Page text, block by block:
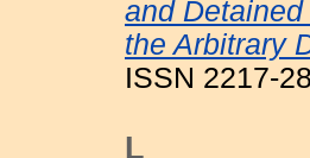
and
the Arbitrary
ISSN 2217-
L